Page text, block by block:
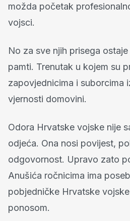
možda početak
vojsci.
No za sve njih prisega
pamti. Trenutak u kojem su
zapovjednicima i suborcima
vjernosti domovini.
Odora Hrvatske vojske nije
odjeća. Ona nosi povijest,
odgovornost. Upravo zato
Anušića ročnicima ima
pobjedničke Hrvatske
ponosom.